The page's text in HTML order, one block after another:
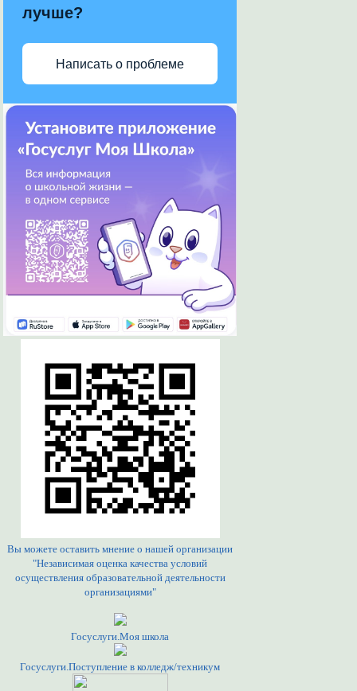
лучше?
Написать о проблеме
Вы можете оставить мнение о нашей организации
"Независимая оценка качества условий
осуществления образовательной деятельности
организациями"
Госуслуги.Моя школа
Госуслуги.Поступление в колледж/техникум